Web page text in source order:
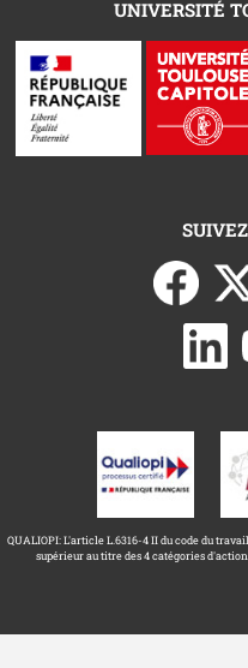
UNIVERSITÉ
QUALIOPI: L'article L.6316-4 II du code du
supérieur au titre des 4 catégories